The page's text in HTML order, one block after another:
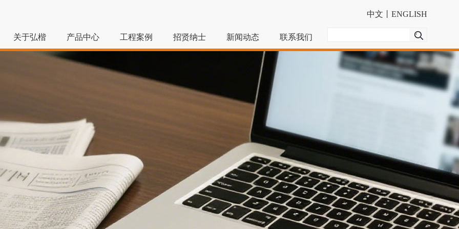
关于弘楷 产品中心 工程案例 招贤纳士 新闻动态 联系我们
中文 ENGLISH